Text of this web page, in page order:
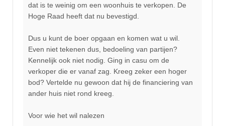
dat is te weinig om een woonhuis te verkopen. De
Hoge Raad heeft dat nu bevestigd.
Dus u kunt de boer opgaan en komen wat u wil.
Even niet tekenen dus, bedoeling van partijen?
Kennelijk ook niet nodig. Ging in casu om de
verkoper die er vanaf zag. Kreeg zeker een hoger
bod? Vertelde nu gewoon dat hij de financiering van
ander huis niet rond kreeg.
Voor wie het wil nalezen